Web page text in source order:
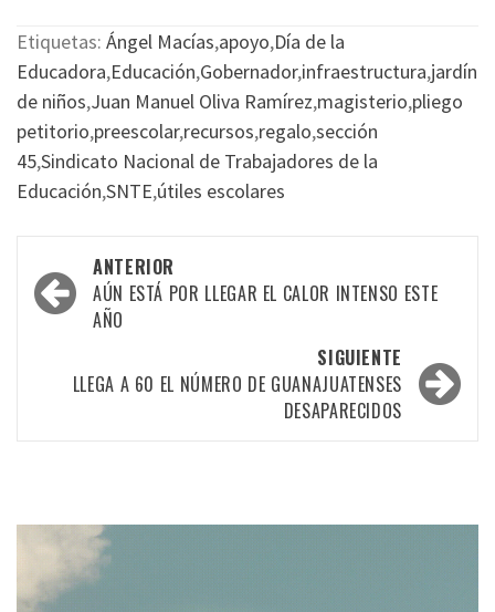
Etiquetas: Ángel Macías,apoyo,Día de la
Educadora,Educación,Gobernador,infraestructura,jardín
de niños,Juan Manuel Oliva Ramírez,magisterio,pliego
petitorio,preescolar,recursos,regalo,sección
45,Sindicato Nacional de Trabajadores de la
Educación,SNTE,útiles escolares
Navegación
por
entradas
ANTERIOR
AÚN ESTÁ POR LLEGAR EL CALOR INTENSO ESTE
AÑO
SIGUIENTE
LLEGA A 60 EL NÚMERO DE GUANAJUATENSES
DESAPARECIDOS